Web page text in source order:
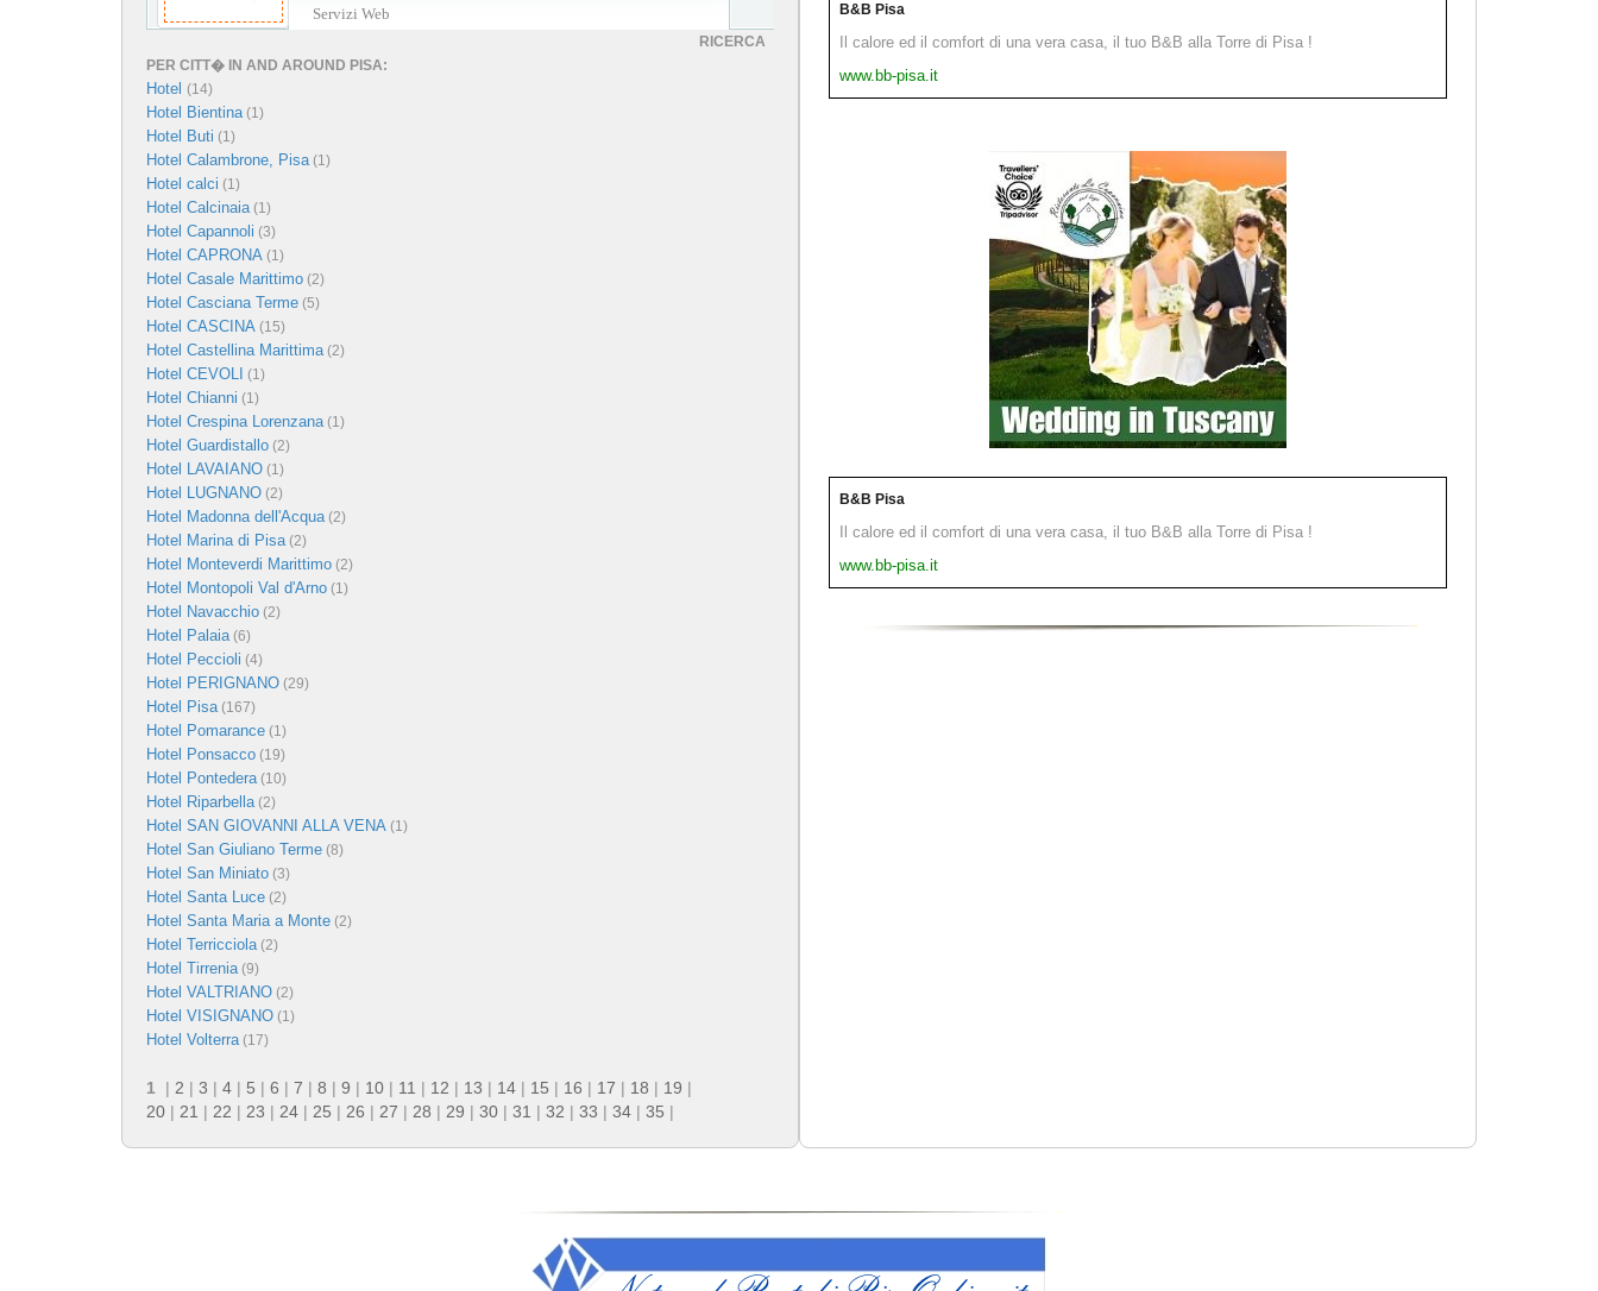
Servizi Web
RICERCA
PER CITT� IN AND AROUND PISA:
Hotel (14)
Hotel Bientina(1)
Hotel Buti (1)
Hotel Calambrone, Pisa(1)
Hotel calci (1)
Hotel Calcinaia(1)
Hotel Capannoli (3)
Hotel CAPRONA (1)
Hotel Casale Marittimo (2)
Hotel Casciana Terme (5)
Hotel CASCINA (15)
Hotel Castellina Marittima(2)
Hotel CEVOLI (1)
Hotel Chianni (1)
Hotel Crespina Lorenzana(1)
Hotel Guardistallo (2)
Hotel LAVAIANO (1)
Hotel LUGNANO (2)
Hotel Madonna dell'Acqua(2)
Hotel Marina di Pisa(2)
Hotel Monteverdi Marittimo (2)
Hotel Montopoli Val d'Arno (1)
Hotel Navacchio (2)
Hotel Palaia(6)
Hotel Peccioli (4)
Hotel PERIGNANO (29)
Hotel Pisa(167)
Hotel Pomarance (1)
Hotel Ponsacco (19)
Hotel Pontedera(10)
Hotel Riparbella(2)
Hotel SAN GIOVANNI ALLA VENA (1)
Hotel San Giuliano Terme (8)
Hotel San Miniato (3)
Hotel Santa Luce (2)
Hotel Santa Maria a Monte (2)
Hotel Terricciola(2)
Hotel Tirrenia(9)
Hotel VALTRIANO (2)
Hotel VISIGNANO (1)
Hotel Volterra(17)
1 | 2 | 3 | 4 | 5 | 6 | 7 | 8 | 9 | 10 | 11 | 12 | 13 | 14 | 15 | 16 | 17 | 18 | 19 |
20 | 21 | 22 | 23 | 24 | 25 | 26 | 27 | 28 | 29 | 30 | 31 | 32 | 33 | 34 | 35 |
B&B Pisa
Il calore ed il comfort di una vera casa, il tuo B&B alla Torre di Pisa !
www.bb-pisa.it
B&B Pisa
Il calore ed il comfort di una vera casa, il tuo B&B alla Torre di Pisa !
www.bb-pisa.it